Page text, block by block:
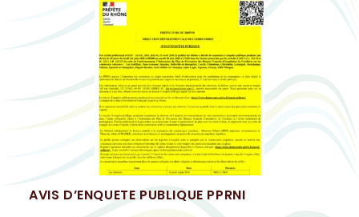
AVIS D’ENQUETE PUBLIQUE PPRNI